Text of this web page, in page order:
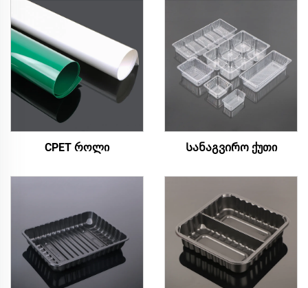
CPET როლი Სანაგვირო ქუთი